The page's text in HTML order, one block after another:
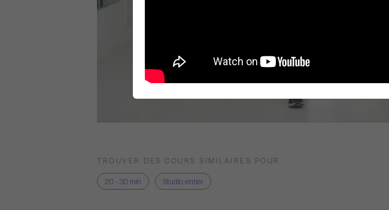
TROUVER DES COURS SIMILAIRES POUR
20 - 30 min
Studio entier